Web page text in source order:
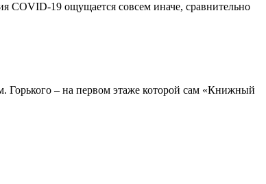
COVID-19 ощущается совсем иначе, сравнительно
Горького – на первом этаже которой сам «Книжный